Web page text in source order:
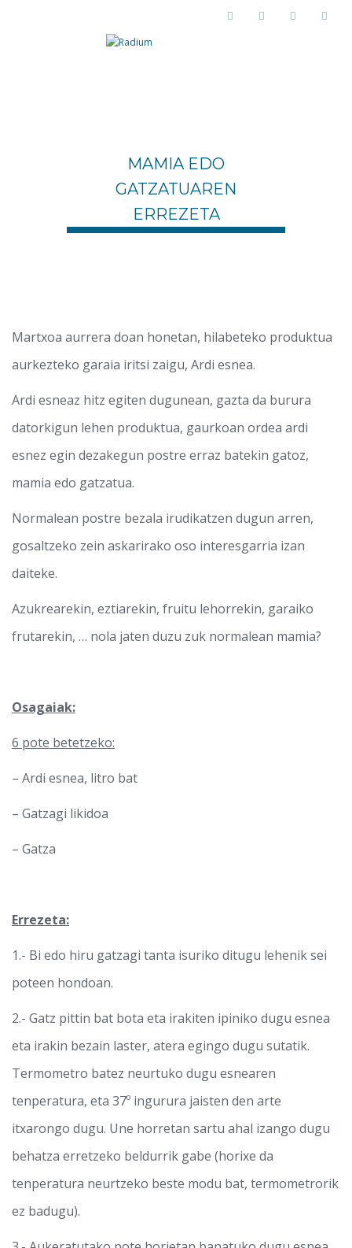
MAMIA EDO
GATZATUAREN
ERREZETA
Martxoa aurrera doan honetan, hilabeteko produktua
aurkezteko garaia iritsi zaigu, Ardi esnea.
Ardi esneaz hitz egiten dugunean, gazta da burura
datorkigun lehen produktua, gaurkoan ordea ardi
esnez egin dezakegun postre erraz batekin gatoz,
mamia edo gatzatua.
Normalean postre bezala irudikatzen dugun arren,
gosaltzeko zein askarirako oso interesgarria izan
daiteke.
Azukrearekin, eztiarekin, fruitu lehorrekin, garaiko
frutarekin, … nola jaten duzu zuk normalean mamia?
Osagaiak:
6 pote betetzeko:
– Ardi esnea, litro bat
– Gatzagi likidoa
– Gatza
Errezeta:
1.- Bi edo hiru gatzagi tanta isuriko ditugu lehenik sei
poteen hondoan.
2.- Gatz pittin bat bota eta irakiten ipiniko dugu esnea
eta irakin bezain laster, atera egingo dugu sutatik.
Termometro batez neurtuko dugu esnearen
tenperatura, eta 37º ingurura jaisten den arte
itxarongo dugu. Une horretan sartu ahal izango dugu
behatza erretzeko beldurrik gabe (horixe da
tenperatura neurtzeko beste modu bat, termometrorik
ez badugu).